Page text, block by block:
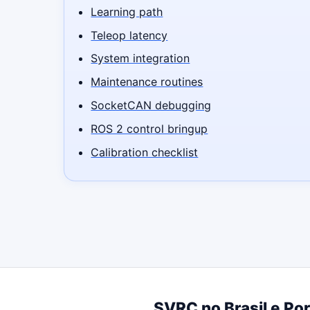
Learning path
Teleop latency
System integration
Maintenance routines
SocketCAN debugging
ROS 2 control bringup
Calibration checklist